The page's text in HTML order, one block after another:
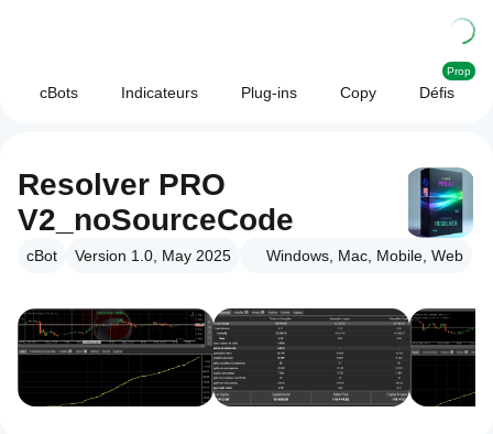
cBots Indicateurs Plug-ins Copy Défis
Prop
Resolver PRO
V2_noSourceCode
cBot Version 1.0, May 2025 Windows, Mac, Mobile, Web